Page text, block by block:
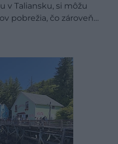
v Taliansku, si môžu
pobrežia, čo zároveň…